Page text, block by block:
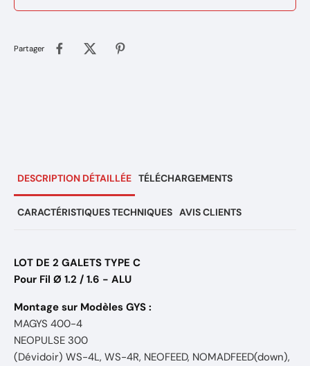
Partager
DESCRIPTION DÉTAILLÉE TÉLÉCHARGEMENTS
CARACTÉRISTIQUES TECHNIQUES AVIS CLIENTS
LOT DE 2 GALETS TYPE C
Pour Fil Ø 1.2 / 1.6 - ALU
Montage sur Modèles GYS :
MAGYS 400-4
NEOPULSE 300
(Dévidoir) WS-4L, WS-4R, NEOFEED, NOMADFEED(down),